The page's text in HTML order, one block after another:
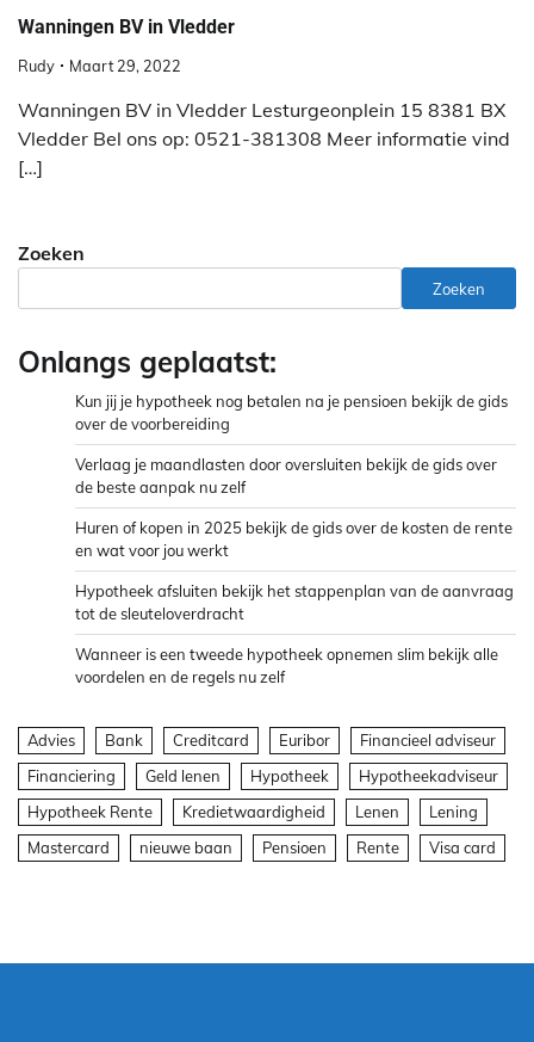
Wanningen BV in Vledder
Rudy Maart 29, 2022
Wanningen BV in Vledder Lesturgeonplein 15 8381 BX
Vledder Bel ons op: 0521-381308 Meer informatie vind
[…]
Zoeken
Zoeken
Onlangs geplaatst:
Kun jij je hypotheek nog betalen na je pensioen bekijk de gids
over de voorbereiding
Verlaag je maandlasten door oversluiten bekijk de gids over
de beste aanpak nu zelf
Huren of kopen in 2025 bekijk de gids over de kosten de rente
en wat voor jou werkt
Hypotheek afsluiten bekijk het stappenplan van de aanvraag
tot de sleuteloverdracht
Wanneer is een tweede hypotheek opnemen slim bekijk alle
voordelen en de regels nu zelf
Advies Bank Creditcard Euribor
Financieel adviseur
Financiering
Geld lenen Hypotheek
Hypotheekadviseur
Hypotheek Rente
Kredietwaardigheid Lenen
Lening
Mastercard
nieuwe baan Pensioen Rente Visa card